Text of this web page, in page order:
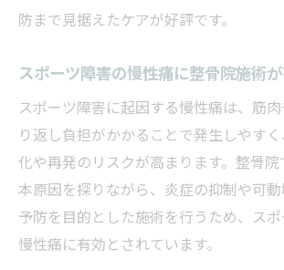
防まで見据えたケアが好評です。
スポーツ障害の慢性痛に整骨院施術
スポーツ障害に起因する慢性痛は、筋
り返し負担がかかることで発生しやす
化や再発のリスクが高まります。整骨
本原因を探りながら、炎症の抑制や可
予防を目的とした施術を行うため、ス
慢性痛に有効とされています。